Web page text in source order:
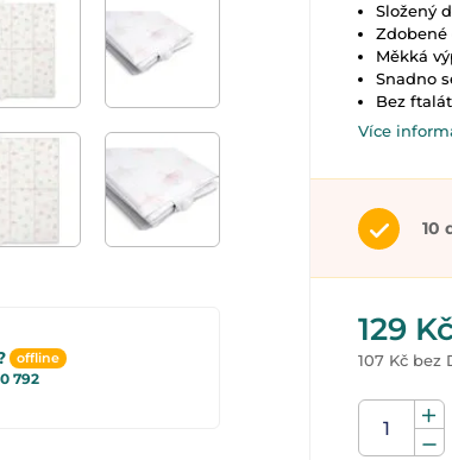
offline
792
Složený
Zdobené
Měkká
Snadno
Bez
Více
10
129
107 Kč bez